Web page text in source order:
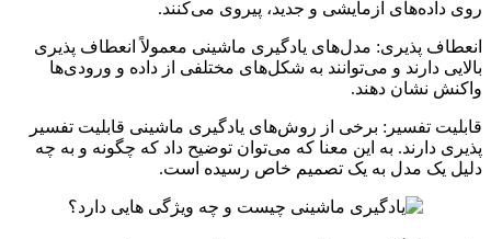
روی داده‌های آزمایشی و جدید، پیروی می‌کنند.
انعطاف‌ پذیری: مدل‌های یادگیری ماشینی معمولاً انعطاف‌ پذیری
بالایی دارند و می‌توانند به شکل‌های مختلفی از داده و ورودی‌ها
واکنش نشان دهند.
قابلیت تفسیر: برخی از روش‌های یادگیری ماشینی قابلیت تفسیر
پذیری دارند. به این معنا که می‌توان توضیح داد که چگونه و به چه
دلیل یک مدل به یک تصمیم خاص رسیده است.